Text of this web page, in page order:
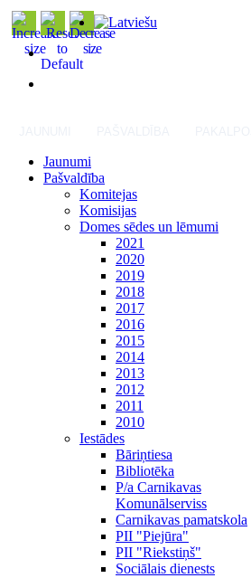
Jaunumi
Pašvaldība
Komitejas
Komisijas
Domes sēdes un lēmumi
2021
2020
2019
2018
2017
2016
2015
2014
2013
2012
2011
2010
Iestādes
Bāriņtiesa
Bibliotēka
P/a Carnikavas
Komunālserviss
Carnikavas pamatskola
PII "Piejūra"
PII "Riekstiņš"
Sociālais dienests